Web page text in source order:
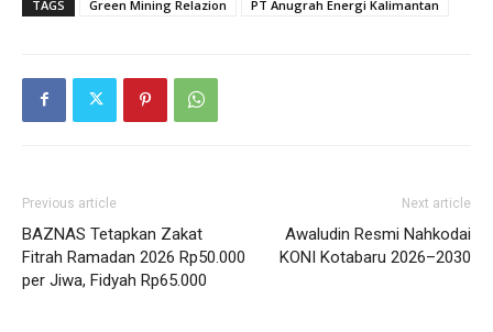
TAGS Green Mining Relazion PT Anugrah Energi Kalimantan
Previous article
BAZNAS Tetapkan Zakat
Fitrah Ramadan 2026 Rp50.000
per Jiwa, Fidyah Rp65.000
Next article
Awaludin Resmi Nahkodai
KONI Kotabaru 2026–2030